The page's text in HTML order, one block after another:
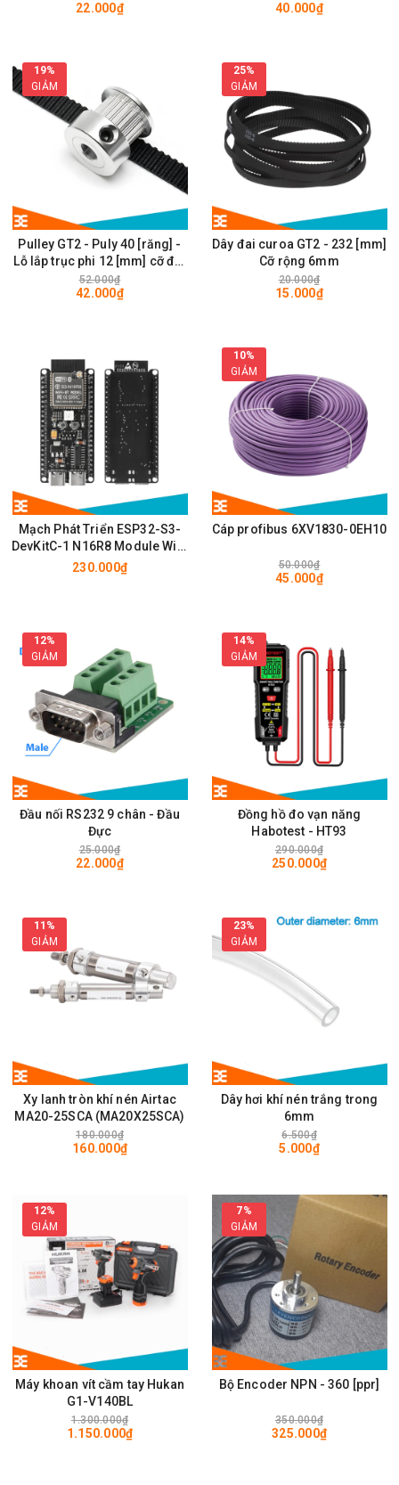
22.000₫ 28 x 28mm
40.000₫
19%
GIẢM
Pulley GT2 - Puly 40 [răng] -
Lỗ lắp trục phi 12 [mm] cỡ đai
rộng 6mm
52.000₫
42.000₫
25%
GIẢM
Dây đai curoa GT2 - 232 [mm]
Cỡ rộng 6mm
20.000₫
15.000₫
Mạch Phát Triển ESP32-S3-
DevKitC-1 N16R8 Module Wifi,
BLE có chân cắm ăng ten
230.000₫
10%
GIẢM
Cáp profibus 6XV1830-0EH10
50.000₫
45.000₫
12%
GIẢM
Đầu nối RS232 9 chân - Đầu
Đực
25.000₫
22.000₫
14%
GIẢM
Đồng hồ đo vạn năng
Habotest - HT93
290.000₫
250.000₫
11%
GIẢM
Xy lanh tròn khí nén Airtac
MA20-25SCA (MA20X25SCA)
180.000₫
160.000₫
23%
GIẢM
Dây hơi khí nén trắng trong
6mm
6.500₫
5.000₫
12%
GIẢM
Máy khoan vít cầm tay Hukan
G1-V140BL
1.300.000₫
1.150.000₫
7%
GIẢM
Bộ Encoder NPN - 360 [ppr]
350.000₫
325.000₫